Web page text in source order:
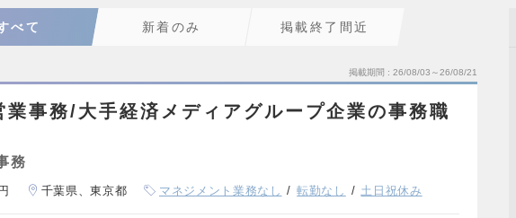
べて 新着のみ 掲載終了間近
掲載期間 26/08/03～26/08/21
業事務/大手経済メディアグループ企業の事務職
務
千葉県、東京都 マネジメント業務なし 転勤なし 土日祝休み